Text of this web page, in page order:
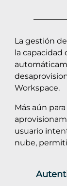
La gestión
la capacidad
Workspace.
Más aún
usuario
nube,